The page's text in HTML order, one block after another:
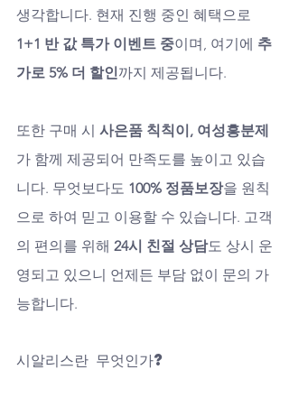
생각합니다. 현재 진행 중인 혜택으로
1+1 반 값 특가 이벤트 중이며, 여기에 추
가로 5% 더 할인까지 제공됩니다.
또한 구매 시 사은품 칙칙이, 여성흥분제
가 함께 제공되어 만족도를 높이고 있습
니다. 무엇보다도 100% 정품보장을 원칙
으로 하여 믿고 이용할 수 있습니다. 고객
의 편의를 위해 24시 친절 상담도 상시 운
영되고 있으니 언제든 부담 없이 문의 가
능합니다.
시알리스란 무엇인가?